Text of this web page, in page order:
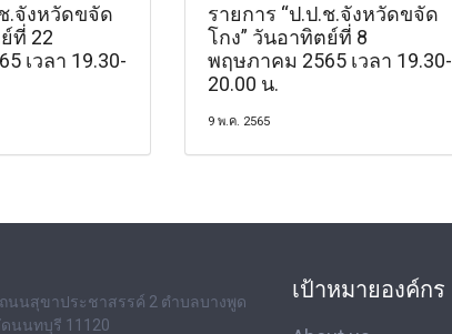
.จังหวัดขจัด
ที่ 22
เวลา 19.30-
รายการ “ป.ป.ช.จังหวัดขจัด
โกง” วันอาทิตย์ที่ 8
พฤษภาคม 2565 เวลา 19.30-
20.00 น.
9 พ.ค. 2565
นนสุขาประชาสรรค์ 2 ตำบลบางพูด
ดนนทบุรี 11120
เป้าหมายองค์กร